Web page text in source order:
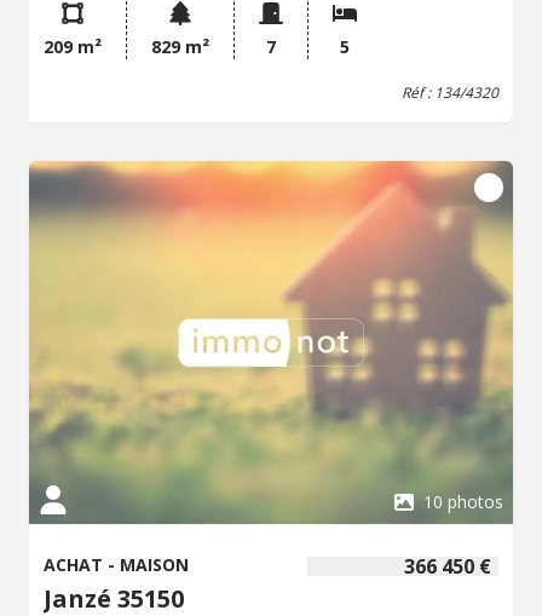
un séjour-salon avec cheminée donnant sur une terrasse
sans vis-à-vis, une cuisine équipée, une arrière-cuisine, un
second dégagement avec placards et un espace parental
composé d'une chambre, d'une pièce à usage de
sanitaires et un grenier-rangement. Jardin et cour.
L'ensemble sur une parcelle de 829m². Renseignements à
l'Etude. - Classe énergie : D - Classe climat : D - Montant
estimé des dépenses annuelles d'énergie pour un usage
standard : 3310 à 4540 € (base 2021) - Prix Hon. Négo
Inclus : 333 920 € dont 4,35% Hon. Négo TTC charge acq.
Prix Hors Hon. Négo :320 000 € - Réf : 134/4320
209 m² 829 m² 7 5
Réf : 134/4320
10 photos
366 450 €
ACHAT - MAISON
Janzé 35150